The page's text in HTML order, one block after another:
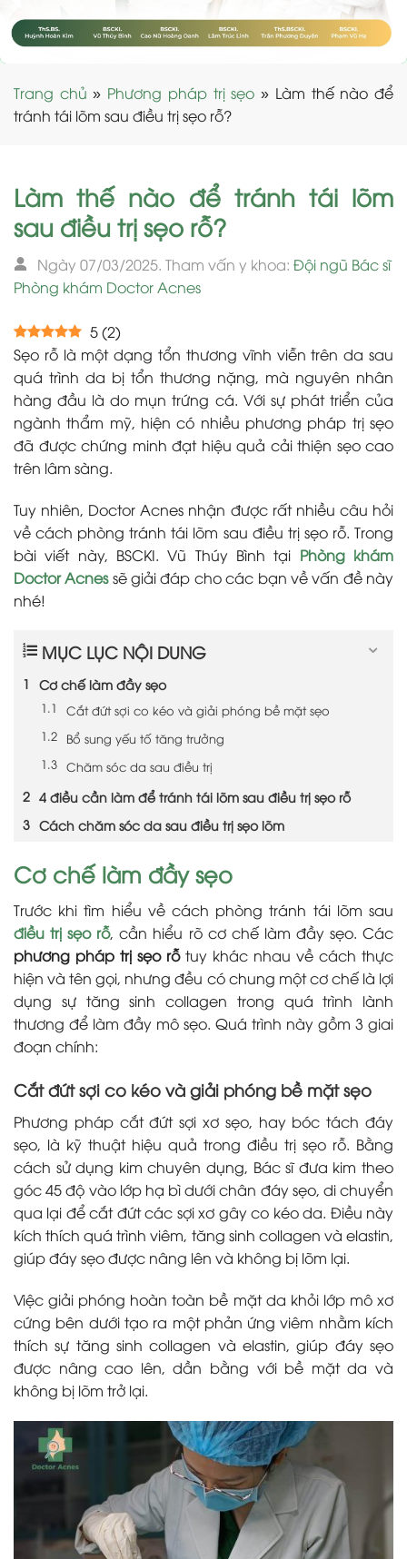
Trang chủ » Phương pháp trị sẹo » Làm thế nào để
tránh tái lõm sau điều trị sẹo rỗ?
Làm thế nào để tránh tái lõm
sau điều trị sẹo rỗ?
Ngày 07/03/2025. Tham vấn y khoa: Đội ngũ Bác sĩ
Phòng khám Doctor Acnes
5(2)
Sẹo rỗ là một dạng tổn thương vĩnh viễn trên da sau
quá trình da bị tổn thương nặng, mà nguyên nhân
hàng đầu là do mụn trứng cá. Với sự phát triển của
ngành thẩm mỹ, hiện có nhiều phương pháp trị sẹo
đã được chứng minh đạt hiệu quả cải thiện sẹo cao
trên lâm sàng.
Tuy nhiên, Doctor Acnes nhận được rất nhiều câu hỏi
về cách phòng tránh tái lõm sau điều trị sẹo rỗ. Trong
bài viết này, BSCKI. Vũ Thúy Bình tại Phòng khám
Doctor Acnessẽ giải đáp cho các bạn về vấn đề này
nhé!
MỤC LỤC NỘI DUNG
Cơ chế làm đầy sẹo
Cắt đứt sợi co kéo và giải phóng bề mặt sẹo
Bổ sung yếu tố tăng trưởng
Chăm sóc da sau điều trị
4 điều cần làm để tránh tái lõm sau điều trị sẹo rỗ
Cách chăm sóc da sau điều trị sẹo lõm
Cơ chế làm đầy sẹo
Trước khi tìm hiểu về cách phòng tránh tái lõm sau
điều trị sẹo rỗ, cần hiểu rõ cơ chế làm đầy sẹo. Các
phương pháp trị sẹo rỗtuy khác nhau về cách thực
hiện và tên gọi, nhưng đều có chung một cơ chế là lợi
dụng sự tăng sinh collagen trong quá trình lành
thương để làm đầy mô sẹo. Quá trình này gồm 3 giai
đoạn chính:
Cắt đứt sợi co kéo và giải phóng bề mặt sẹo
Phương pháp cắt đứt sợi xơ sẹo, hay bóc tách đáy
sẹo, là kỹ thuật hiệu quả trong điều trị sẹo rỗ. Bằng
cách sử dụng kim chuyên dụng, Bác sĩ đưa kim theo
góc 45 độ vào lớp hạ bì dưới chân đáy sẹo, di chuyển
qua lại để cắt đứt các sợi xơ gây co kéo da. Điều này
kích thích quá trình viêm, tăng sinh collagen và elastin,
giúp đáy sẹo được nâng lên và không bị lõm lại.
Việc giải phóng hoàn toàn bề mặt da khỏi lớp mô xơ
cứng bên dưới tạo ra một phản ứng viêm nhằm kích
thích sự tăng sinh collagen và elastin, giúp đáy sẹo
được nâng cao lên, dần bằng với bề mặt da và
không bị lõm trở lại.